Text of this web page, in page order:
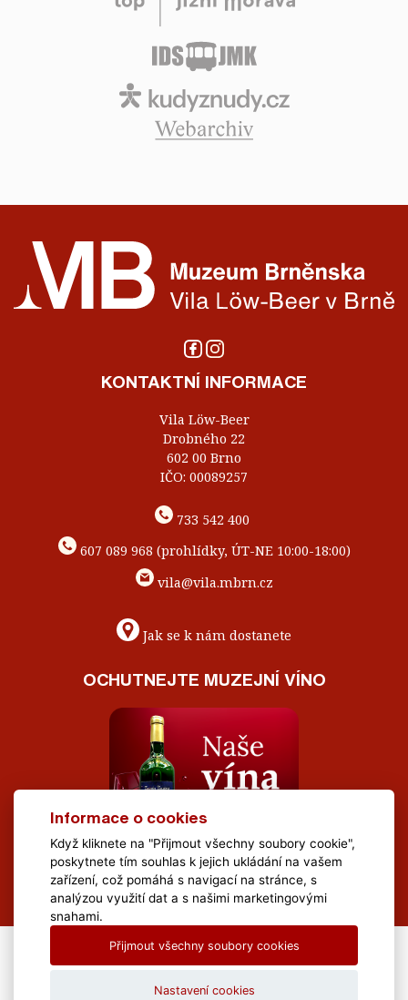
KONTAKTNÍ INFORMACE
Vila Löw-Beer
Drobného 22
602 00 Brno
IČO: 00089257
733 542 400
607 089 968 (prohlídky, ÚT-NE 10:00-18:00)
vila@vila.mbrn.cz
Jak se k nám dostanete
OCHUTNEJTE MUZEJNÍ VÍNO
All Rights Reserved Muzeum Brněnska © 2020, Webdesign by
Informace o cookies
Když kliknete na "Přijmout všechny soubory cookie",
poskytnete tím souhlas k jejich ukládání na vašem
zařízení, což pomáhá s navigací na stránce, s
analýzou využití dat a s našimi marketingovými
snahami.
Přijmout všechny soubory cookies
Nastavení cookies